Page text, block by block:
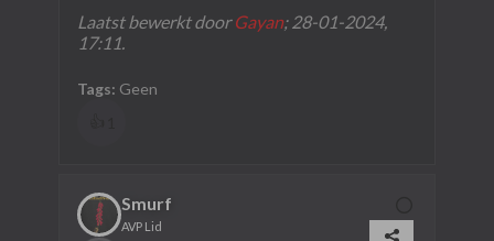
Laatst bewerkt doorGayan; 28-01-2024,
17:11.
Tags: Geen
Smurf
AVP Lid